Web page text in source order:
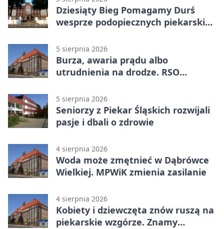
Dziesiąty Bieg Pomagamy Durś
wesprze podopiecznych piekarskich
5 sierpnia 2026
Burza, awaria prądu albo
utrudnienia na drodze. RSO
5 sierpnia 2026
Seniorzy z Piekar Śląskich rozwijali
pasje i dbali o zdrowie
4 sierpnia 2026
Woda może zmętnieć w Dąbrówce
Wielkiej. MPWiK zmienia zasilanie
4 sierpnia 2026
Kobiety i dziewczęta znów ruszą na
piekarskie wzgórze. Znamy